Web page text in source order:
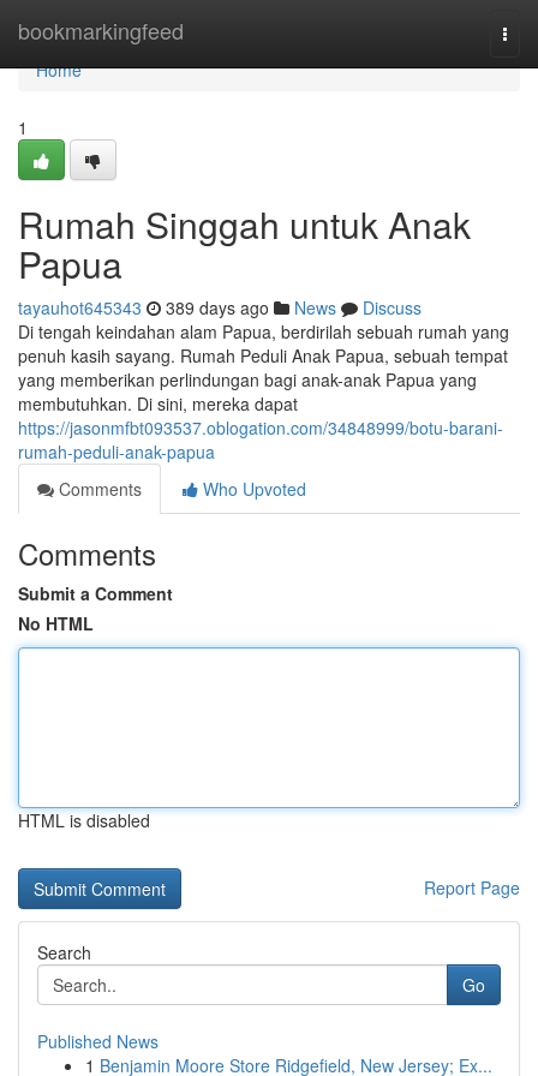
bookmarkingfeed
Home
Home
1
Rumah Singgah untuk Anak
Papua
tayauhot645343 389 days ago News
Discuss
Di tengah keindahan alam Papua, berdirilah sebuah rumah yang
penuh kasih sayang. Rumah Peduli Anak Papua, sebuah tempat
yang memberikan perlindungan bagi anak-anak Papua yang
membutuhkan. Di sini, mereka dapat
https://jasonmfbt093537.oblogation.com/34848999/botu-barani-
rumah-peduli-anak-papua
Comments
Who Upvoted
Comments
Submit a Comment
No HTML
HTML is disabled
Report Page
Search
Go
Published News
1 Benjamin Moore Store Ridgefield, New Jersey; Ex...